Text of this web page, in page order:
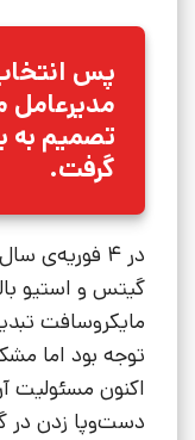
پس
مدیرعامل
تصمیم به
گرفت.
گیتس و استیو
مایکروسافت
توجه بود اما
اکنون مسئولیت
دست‌وپا زدن در